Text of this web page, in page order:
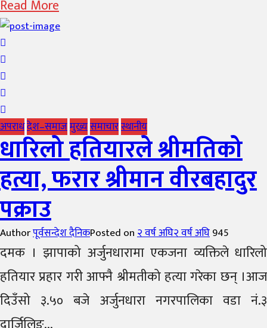
Read More
अपराधदेश–समाजमुख्यसमाचारस्थानीय
धारिलो हतियारले श्रीमतिको
हत्या, फरार श्रीमान वीरबहादुर
पक्राउ
Authorपूर्वसन्देश दैनिकPosted on२ वर्ष अघि२ वर्ष अघि945
दमक । झापाको अर्जुनधारामा एकजना व्यक्तिले धारिलो
हतियार प्रहार गरी आफ्नै श्रीमतीको हत्या गरेका छन् ।आज
दिउँसो ३.५० बजे अर्जुनधारा नगरपालिका वडा नं.३